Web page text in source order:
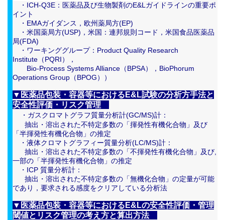
・ICH-Q3E：医薬品及び生物製剤のE&Lガイドラインの重要ポ
イント
・EMAガイダンス，欧州薬局方(EP)
・米国薬局方(USP)，米国：連邦規則コード，米国食品医薬品
局(FDA)
・ワーキンググループ：Product Quality Research
Institute（PQRI），
Bio-Process Systems Alliance（BPSA），BioPhorum
Operations Group（BPOG））
▼医薬品包装・容器等におけるE&L試験の分析方手法と
安全性評価・リスク管理
・ガスクロマトグラフ質量分析計(GC/MS)計：
抽出・溶出された不特定多数の「揮発性有機化合物」及び
「半揮発性有機化合物」の推定
・液体クロマトグラフィー質量分析(LC/MS)計：
抽出・溶出された不特定多数の「不揮発性有機化合物」及び,
一部の「半揮発性有機化合物」の推定
・ICP 質量分析計：
抽出・溶出された不特定多数の「無機化合物」の定量が可能
であり，要求される感度をクリアしている分析法
▼医薬品包装・容器等におけるE&Lの安全性評価・管理
閾値とリスク管理の考え方と算出方法